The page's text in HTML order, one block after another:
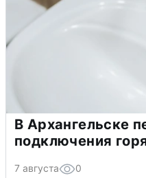
В Архангельске
подключения
7 августа 0